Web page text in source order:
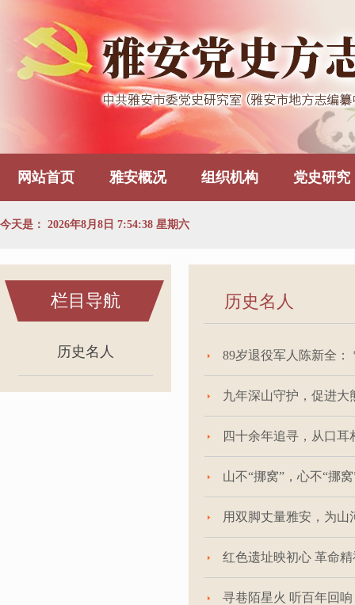
网站首页 雅安概况 组织机构 党史研究
今天是： 2026年8月8日 7:54:39 星期六
栏目导航
历史名人
历史名人
89岁退役军人陈新全
九年深山守护，促进
四十余年追寻，从口
山不“挪窝”，心不“挪
用双脚丈量雅安，为
红色遗址映初心 革命
寻巷陌星火 听百年回